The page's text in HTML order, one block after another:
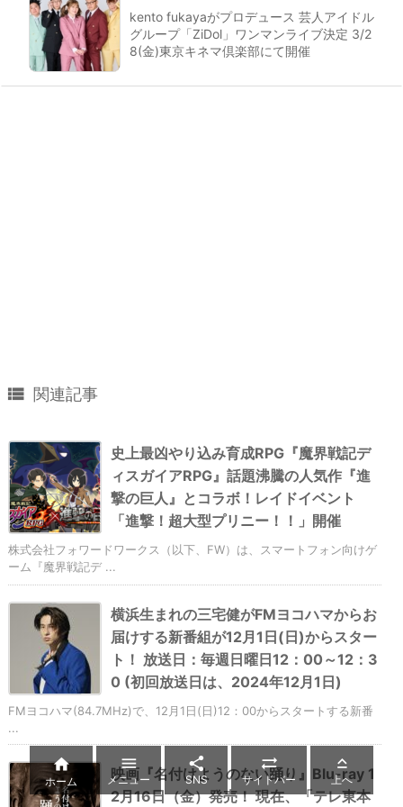
kento fukayaがプロデュース 芸人アイドル
グループ「ZiDol」ワンマンライブ決定 3/2
8(金)東京キネマ倶楽部にて開催
 関連記事
史上最凶やり込み育成RPG『魔界戦記デ
ィスガイアRPG』話題沸騰の人気作『進
撃の巨人』とコラボ！レイドイベント
「進撃！超大型プリニー！！」開催
株式会社フォワードワークス（以下、FW）は、スマートフォン向けゲ
ーム『魔界戦記デ ...
横浜生まれの三宅健がFMヨコハマからお
届けする新番組が12月1日(日)からスター
ト！ 放送日：毎週日曜日12：00～12：3
0 (初回放送日は、2024年12月1日)
FMヨコハマ(84.7MHz)で、12月1日(日)12：00からスタートする新番
...
映画『名付けようのない踊り』Blu-ray 1
2月16日（金）発売！ 現在、「テレ東本

ホーム

メニュー

SNS

サイドバー

上へ